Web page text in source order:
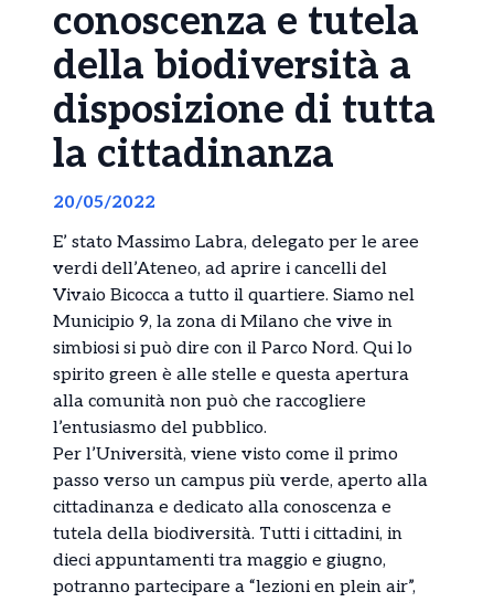
conoscenza e tutela
della biodiversità a
disposizione di tutta
la cittadinanza
20/05/2022
E’ stato Massimo Labra, delegato per le aree
verdi dell’Ateneo, ad aprire i cancelli del
Vivaio Bicocca a tutto il quartiere. Siamo nel
Municipio 9, la zona di Milano che vive in
simbiosi si può dire con il Parco Nord. Qui lo
spirito green è alle stelle e questa apertura
alla comunità non può che raccogliere
l’entusiasmo del pubblico.
Per l’Università, viene visto come il primo
passo verso un campus più verde, aperto alla
cittadinanza e dedicato alla conoscenza e
tutela della biodiversità. Tutti i cittadini, in
dieci appuntamenti tra maggio e giugno,
potranno partecipare a “lezioni en plein air”,